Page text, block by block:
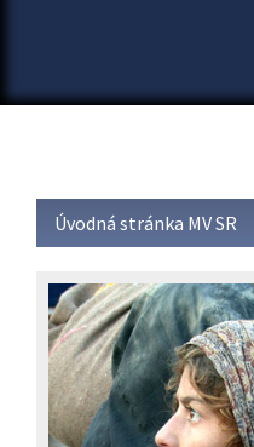
Úvodná stránka MV SR